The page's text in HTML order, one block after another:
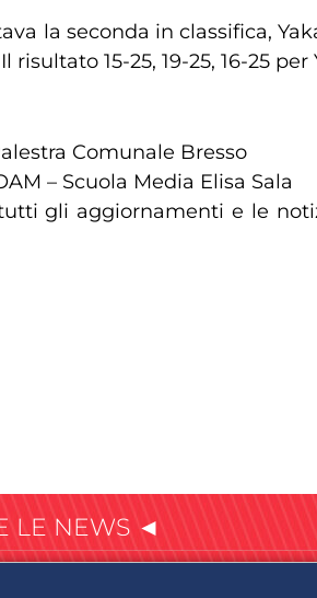
la seconda in classifica,
15-25, 19-25, 16-25 per
Comunale Bresso
– Scuola Media Elisa Sala
gli aggiornamenti e le
LE NEWS ◄